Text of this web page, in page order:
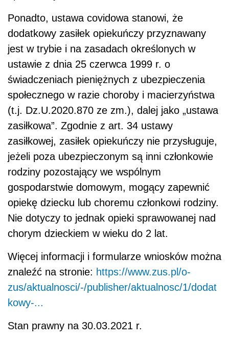
Ponadto, ustawa covidowa stanowi, że
dodatkowy zasiłek opiekuńczy przyznawany
jest w trybie i na zasadach określonych w
ustawie z dnia 25 czerwca 1999 r. o
świadczeniach pieniężnych z ubezpieczenia
społecznego w razie choroby i macierzyństwa
(t.j. Dz.U.2020.870 ze zm.), dalej jako „ustawa
zasiłkowa”. Zgodnie z art. 34 ustawy
zasiłkowej, zasiłek opiekuńczy nie przysługuje,
jeżeli poza ubezpieczonym są inni członkowie
rodziny pozostający we wspólnym
gospodarstwie domowym, mogący zapewnić
opiekę dziecku lub choremu członkowi rodziny.
Nie dotyczy to jednak opieki sprawowanej nad
chorym dzieckiem w wieku do 2 lat.
Więcej informacji i formularze wniosków można
znaleźć na stronie: https://www.zus.pl/o-
zus/aktualnosci/-/publisher/aktualnosc/1/dodat
kowy-...
Stan prawny na 30.03.2021 r.